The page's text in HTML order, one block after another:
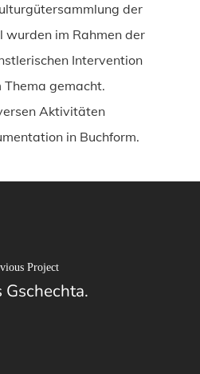
der
wurden im Rahmen der
Intervention
gemacht.
Aktivitäten
in Buchform.
Project
Gschechta.